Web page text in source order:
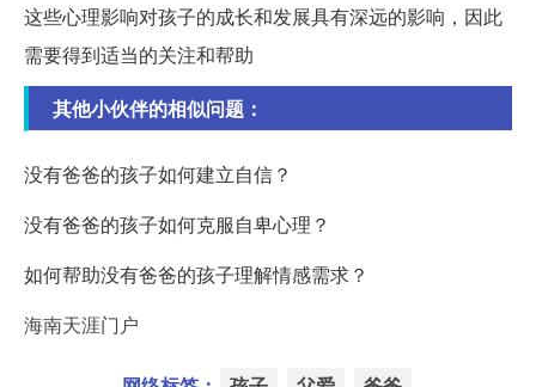
这些心理影响对孩子的成长和发展具有深远的影响，因此
需要得到适当的关注和帮助
其他小伙伴的相似问题：
没有爸爸的孩子如何建立自信？
没有爸爸的孩子如何克服自卑心理？
如何帮助没有爸爸的孩子理解情感需求？
海南天涯门户